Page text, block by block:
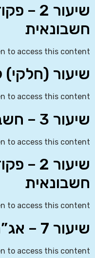
שיעור
חשבונאית
to access this content
שיעור (חלקי)
to access this content
שיעור 3 – חשבונות חתך
to access this content
שיעור
חשבונאית
to access this content
שיעור 7 – אג”ח והלוואות
to access this content